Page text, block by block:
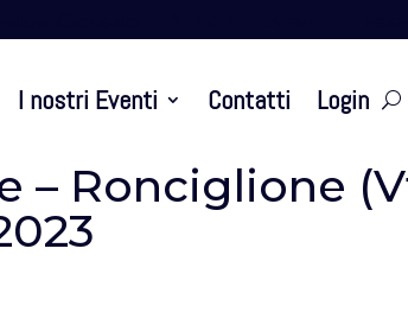
I nostri Eventi Contatti Login
– Ronciglione